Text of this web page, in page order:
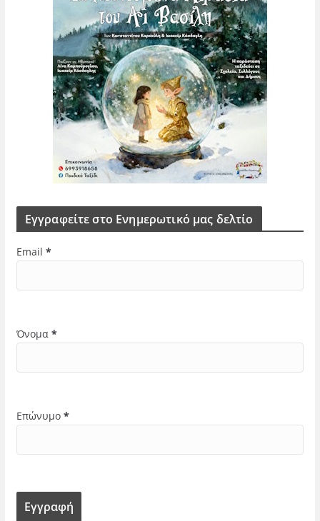
Εγγραφείτε στο Ενημερωτικό μας δελτίο
Email *
Όνομα *
Επώνυμο *